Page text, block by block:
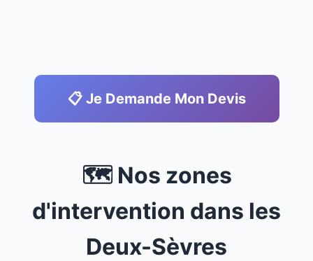
📋 Je Demande Mon Devis
🗺️ Nos zones
d'intervention dans les
Deux-Sèvres